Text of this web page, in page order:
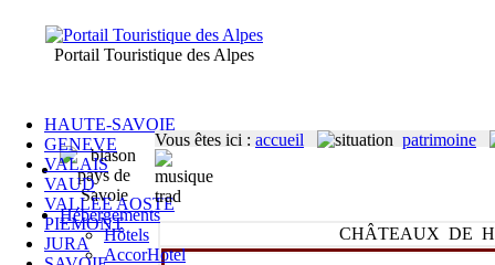
Hébergements
Hôtels
AccorHotel
HAUTE-SAVOIE
GENEVE
VALAIS
VAUD
VALLEE AOSTE
PIEMONT
JURA
Portail Touristique des Alpes
CHÂTEAUX DE
Vous êtes ici : accueil patrimoine